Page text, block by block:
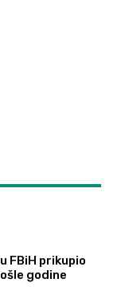
FBiH prikupio
godine